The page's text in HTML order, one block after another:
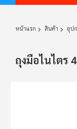
หน้าแรก สินค้า อุป
ถุงมือไนไตร